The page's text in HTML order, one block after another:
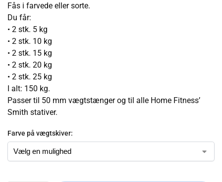
Fås i farvede eller sorte.
Du får:
• 2 stk. 5 kg
• 2 stk. 10 kg
• 2 stk. 15 kg
• 2 stk. 20 kg
• 2 stk. 25 kg
I alt: 150 kg.
Passer til 50 mm vægtstænger og til alle Home Fitness’
Smith stativer.
Farve på vægtskiver: